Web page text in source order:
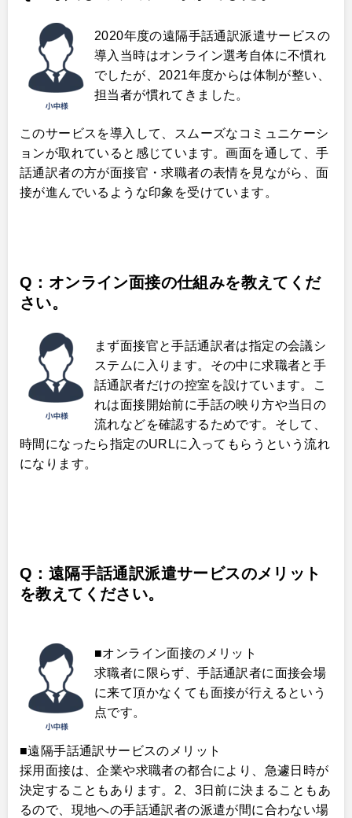
2020年度の遠隔手話通訳派遣サービスの
導入当時はオンライン選考自体に不慣れ
でしたが、2021年度からは体制が整い、
担当者が慣れてきました。
このサービスを導入して、スムーズなコミュニケーシ
ョンが取れていると感じています。画面を通して、手
話通訳者の方が面接官・求職者の表情を見ながら、面
接が進んでいるような印象を受けています。
Q：オンライン面接の仕組みを教えてくだ
さい。
まず面接官と手話通訳者は指定の会議シ
ステムに入ります。その中に求職者と手
話通訳者だけの控室を設けています。こ
れは面接開始前に手話の映り方や当日の
流れなどを確認するためです。そして、
時間になったら指定のURLに入ってもらうという流れ
になります。
Q：遠隔手話通訳派遣サービスのメリット
を教えてください。
■オンライン面接のメリット
求職者に限らず、手話通訳者に面接会場
に来て頂かなくても面接が行えるという
点です。
■遠隔手話通訳サービスのメリット
採用面接は、企業や求職者の都合により、急遽日時が
決定することもあります。2、3日前に決まることもあ
るので、現地への手話通訳者の派遣が間に合わない場